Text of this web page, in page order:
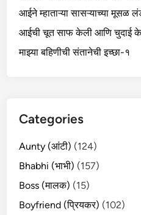
आईने म्हाताऱ्या सासऱ्याच्या मूसळ
आईची चूत साफ केली आणि चुदाई
माझ्या बहिणीची संतानेची इच्छा-१
Categories
Aunty (आंटी) (124)
Bhabhi (भाभी) (157)
Boss (मालक) (15)
Boyfriend (प्रियकर) (102)